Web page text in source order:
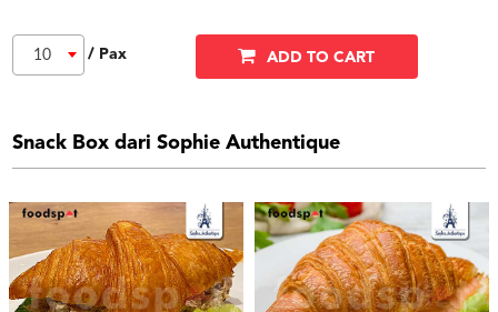
10 / Pax ADD TO CART
Snack Box dari Sophie Authentique